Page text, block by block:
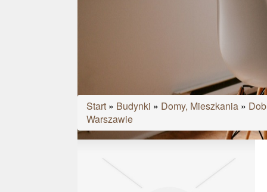
Start » Budynki » Domy, Mieszkania »
Warszawie